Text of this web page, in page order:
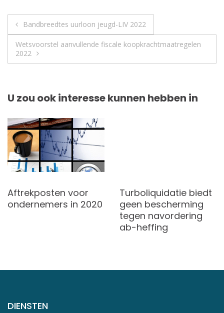
Berichtnavigatie
Bandbreedtes uurloon jeugd-LIV 2022
Wetsvoorstel aanvullende fiscale koopkrachtmaatregelen
2022
U zou ook interesse kunnen hebben in
Aftrekposten voor
ondernemers in 2020
Turboliquidatie biedt
geen bescherming
tegen navordering
ab-heffing
DIENSTEN